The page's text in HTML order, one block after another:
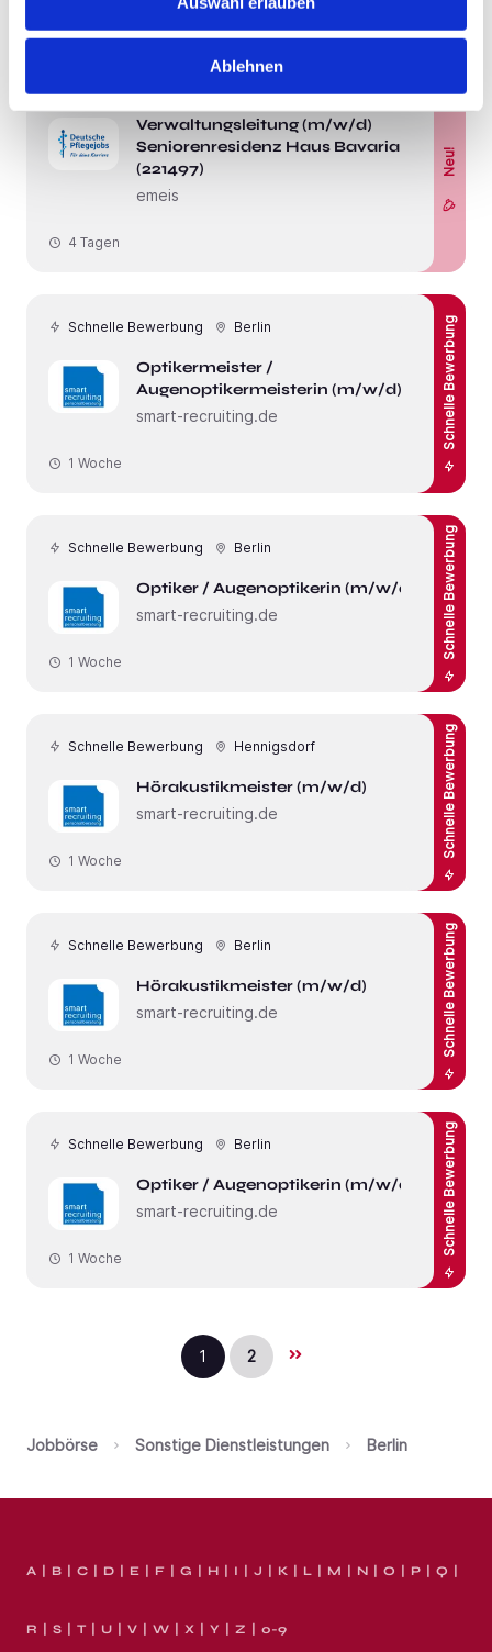
Ablehnen
Verwaltungsleitung (m/w/d)
Seniorenresidenz Haus Bavaria
(221497)
emeis
Neu!
4 Tagen
Schnelle Bewerbung Berlin
Optikermeister /
Augenoptikermeisterin (m/w/d)
smart-recruiting.de
Schnelle Bewerbung
1 Woche
Schnelle Bewerbung Berlin
Optiker / Augenoptikerin (m/w/d)
smart-recruiting.de
Schnelle Bewerbung
1 Woche
Schnelle Bewerbung Hennigsdorf
Hörakustikmeister (m/w/d)
smart-recruiting.de
Schnelle Bewerbung
1 Woche
Schnelle Bewerbung Berlin
Hörakustikmeister (m/w/d)
smart-recruiting.de
Schnelle Bewerbung
1 Woche
Schnelle Bewerbung Berlin
Optiker / Augenoptikerin (m/w/d)
smart-recruiting.de
Schnelle Bewerbung
1 Woche
1 2
Jobbörse Sonstige Dienstleistungen Berlin
A B C D E F G H I J K L M N O P Q
R S T U V W X Y Z 0-9